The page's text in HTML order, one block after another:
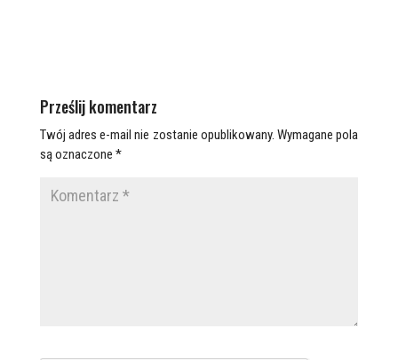
Prześlij komentarz
Twój adres e-mail nie zostanie opublikowany. Wymagane pola
są oznaczone *